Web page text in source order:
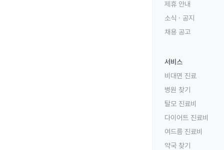
제휴 안내
소식 · 공지
채용 공고
서비스
비대면 진료
병원 찾기
탈모 진료비
다이어트 진료비
여드름 진료비
약국 찾기